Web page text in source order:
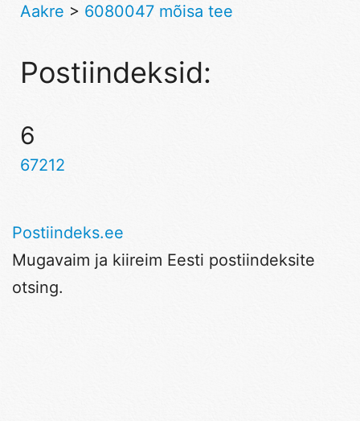
Aakre > 6080047 mõisa tee
Postiindeksid:
6
67212
Postiindeks.ee
Mugavaim ja kiireim Eesti postiindeksite
otsing.